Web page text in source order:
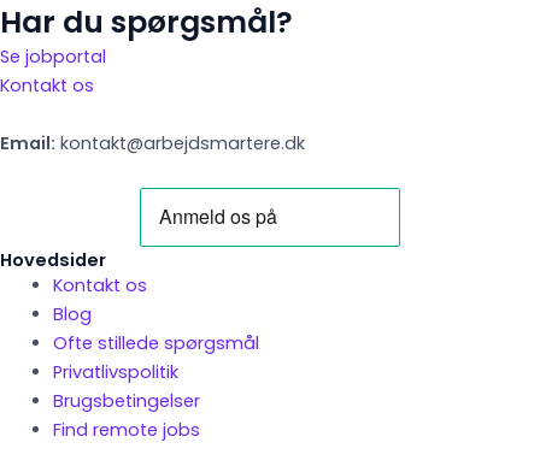
Har du spørgsmål?
Se jobportal
Kontakt os
Email: kontakt@arbejdsmartere.dk
Hovedsider
Kontakt os
Blog
Ofte stillede spørgsmål
Privatlivspolitik
Brugsbetingelser
Find remote jobs